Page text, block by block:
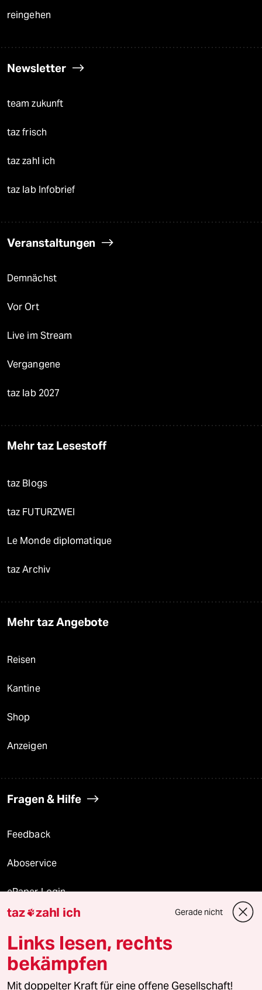
reingehen
Newsletter
team zukunft
taz frisch
taz zahl ich
taz lab Infobrief
Veranstaltungen
Demnächst
Vor Ort
Live im Stream
Vergangene
taz lab 2027
Mehr taz Lesestoff
taz Blogs
taz FUTURZWEI
Le Monde diplomatique
taz Archiv
Mehr taz Angebote
Reisen
Kantine
Shop
Anzeigen
Fragen & Hilfe
Feedback
Aboservice
ePaper Login
Downloads für Abonnierende
© 2026 taz Verlags und Vertriebs GmbH
Alle Rechte vorbehalten. Bei rechtlichen Fragen oder für Genehmigungen
taz zahl ich Gerade nicht
Links lesen, rechts
bekämpfen
Mit doppelter Kraft für eine offene Gesellschaft!